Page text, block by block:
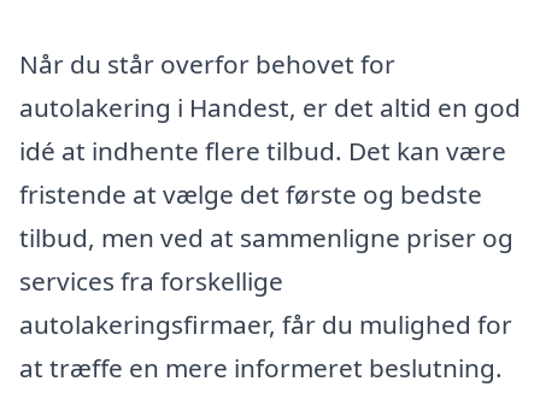
Når du står overfor behovet for
autolakering i Handest, er det altid en god
idé at indhente flere tilbud. Det kan være
fristende at vælge det første og bedste
tilbud, men ved at sammenligne priser og
services fra forskellige
autolakeringsfirmaer, får du mulighed for
at træffe en mere informeret beslutning.